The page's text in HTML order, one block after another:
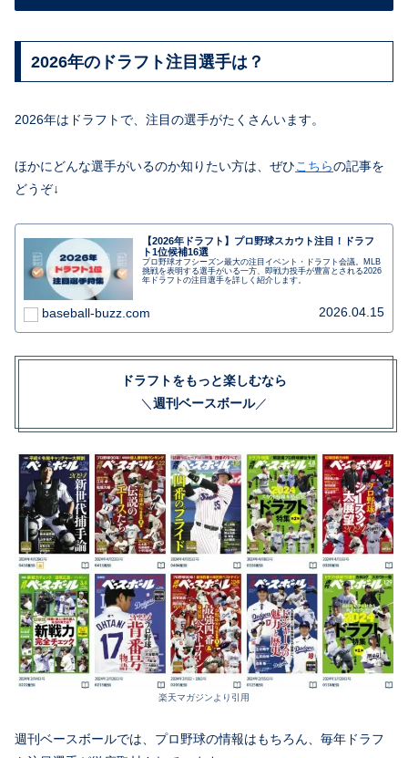
2026年のドラフト注目選手は？
2026年はドラフトで、注目の選手がたくさんいます。
ほかにどんな選手がいるのか知りたい方は、ぜひこちらの記事を
どうぞ↓
【2026年ドラフト】プロ野球スカウト注目！ドラフ
ト1位候補16選
プロ野球オフシーズン最大の注目イベント・ドラフト会議。MLB
挑戦を表明する選手がいる一方、即戦力投手が豊富とされる2026
年ドラフトの注目選手を詳しく紹介します。
baseball-buzz.com 2026.04.15
ドラフトをもっと楽しむなら
＼ 週刊ベースボール／
楽天マガジンより引用
週刊ベースボールでは、プロ野球の情報はもちろん、毎年ドラフ